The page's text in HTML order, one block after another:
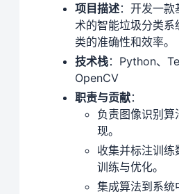
项目描述：开发一
术的智能垃圾分类系
类的准确性和效率。
技术栈：Python、
OpenCV
职责与贡献：
负责图像识别算
现。
收集并标注训练
训练与优化。
集成算法到系统